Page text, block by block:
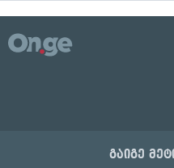
გაიგე